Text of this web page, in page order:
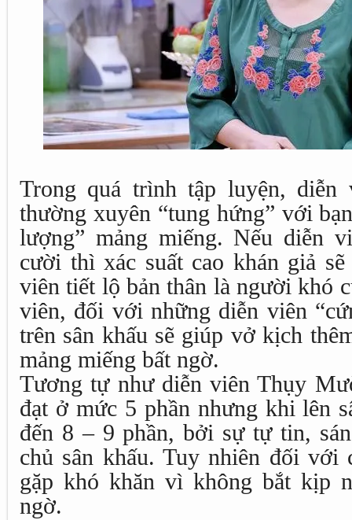
Trong quá trình tập luyện,
thường xuyên “tung hứng” với
lượng” mảng miếng. Nếu diễn
cười thì xác suất cao khán giả
viên tiết lộ bản thân là người khó
viên, đối với những diễn viên
trên sân khấu sẽ giúp vở kịch
mảng miếng bất ngờ.
Tương tự như diễn viên Thụy
đạt ở mức 5 phần nhưng khi lên
đến 8 – 9 phần, bởi sự tự tin,
chủ sân khấu. Tuy nhiên đối
gặp khó khăn vì không bắt kịp
ngờ.